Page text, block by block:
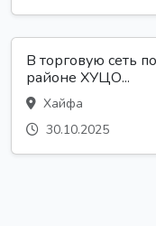
В торговую сеть
районе ХУЦО...
Хайфа
30.10.2025